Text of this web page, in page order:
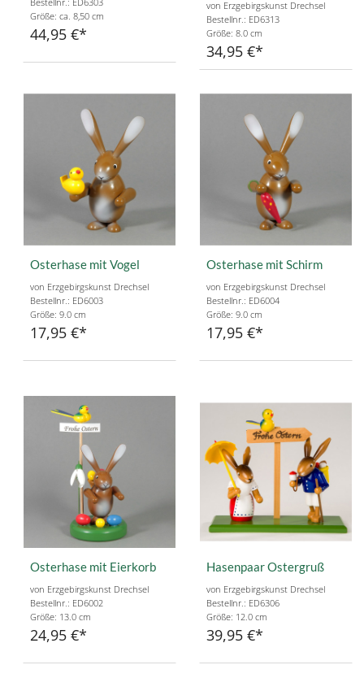
Größe: ca. 8,50 cm
44,95 €
von Erzgebirgskunst Drechsel
Bestellnr.: ED6313
Größe: 8.0 cm
34,95 €
Osterhase mit Vogel
von Erzgebirgskunst Drechsel
Bestellnr.: ED6003
Größe: 9.0 cm
17,95 €
Osterhase mit Schirm
von Erzgebirgskunst Drechsel
Bestellnr.: ED6004
Größe: 9.0 cm
17,95 €
Osterhase mit Eierkorb
von Erzgebirgskunst Drechsel
Bestellnr.: ED6002
Größe: 13.0 cm
24,95 €
Hasenpaar Ostergruß
von Erzgebirgskunst Drechsel
Bestellnr.: ED6306
Größe: 12.0 cm
39,95 €